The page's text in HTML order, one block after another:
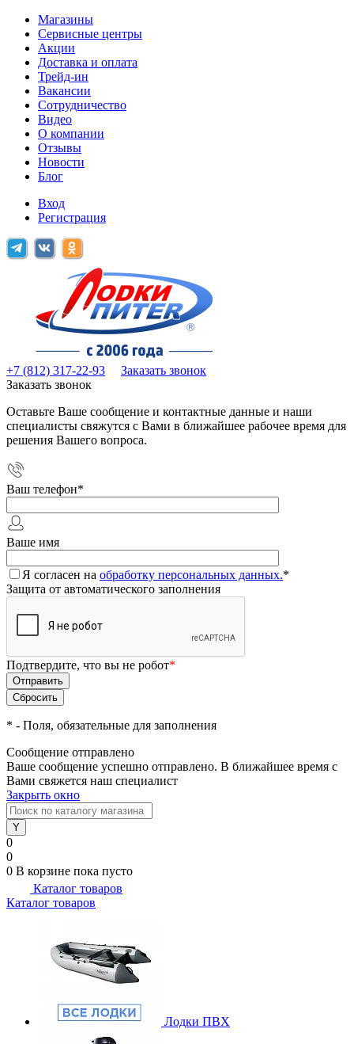
Магазины
Сервисные центры
Акции
Доставка и оплата
Трейд-ин
Вакансии
Сотрудничество
Видео
О компании
Отзывы
Новости
Блог
Вход
Регистрация
+7 (812) 317-22-93
Заказать звонок
Заказать звонок
Оставьте Ваше сообщение и контактные данные и наши
специалисты свяжутся с Вами в ближайшее рабочее время для
решения Вашего вопроса.
Ваш телефон*
Ваше имя
Я согласен на обработку персональных данных.*
Защита от автоматического заполнения
Подтвердите, что вы не робот*
* - Поля, обязательные для заполнения
Сообщение отправлено
Ваше сообщение успешно отправлено. В ближайшее время с
Вами свяжется наш специалист
Закрыть окно
0
0
0 В корзине пока пусто
Каталог товаров
Каталог товаров
Лодки ПВХ